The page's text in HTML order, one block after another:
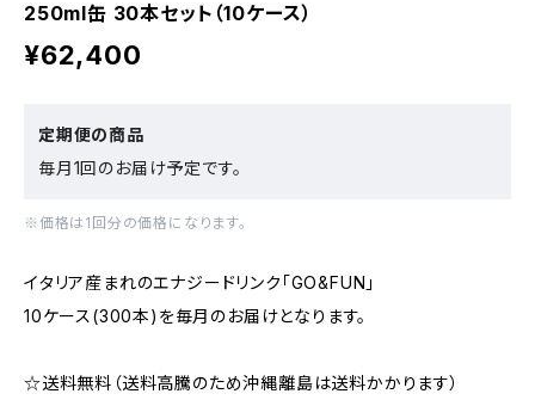
250ml缶 30本セット（10ケース）
¥62,400
定期便の商品
毎月1回のお届け予定です。
※価格は1回分の価格になります。
イタリア産まれのエナジードリンク「GO&FUN」
10ケース(300本)を毎月のお届けとなります。
☆送料無料（送料高騰のため沖縄離島は送料かかります）